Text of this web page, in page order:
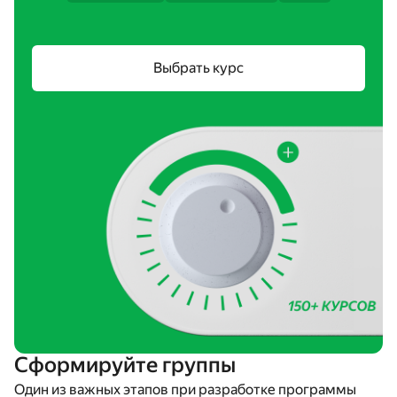
Выбрать курс
Сформируйте группы
Один из важных этапов при разработке программы